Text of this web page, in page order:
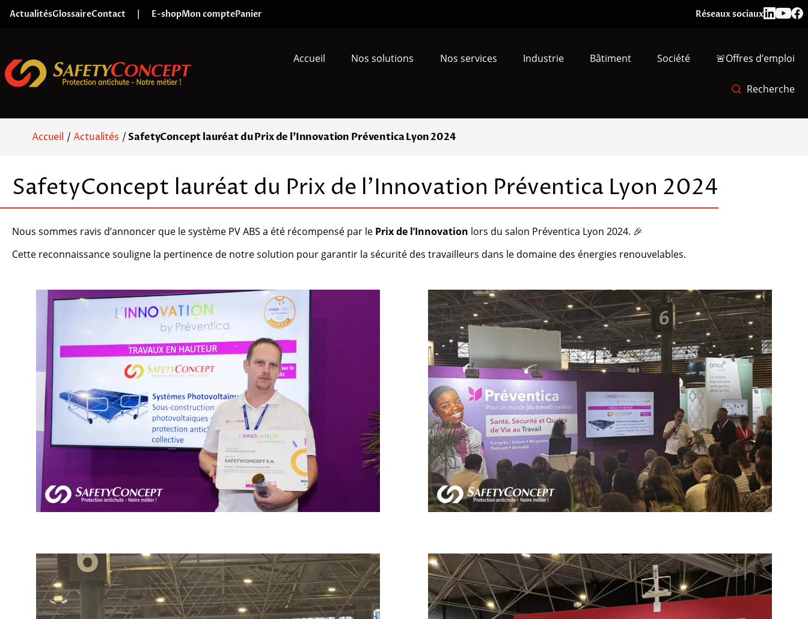
Skip to content
ActualitésGlossaireContact E-shopMon comptePanier Réseaux sociaux
Accueil Nos solutions Nos services Industrie Bâtiment Société 🚨Offres d’emploi
Recherche
Accueil / Actualités /SafetyConcept lauréat du Prix de l’Innovation Préventica Lyon 2024
SafetyConcept lauréat du Prix de l’Innovation Préventica Lyon 2024
Nous sommes ravis d’annoncer que le système PV ABS a été récompensé par le Prix de l’Innovation lors du salon Préventica Lyon 2024. 🎉
Cette reconnaissance souligne la pertinence de notre solution pour garantir la sécurité des travailleurs dans le domaine des énergies renouvelables.